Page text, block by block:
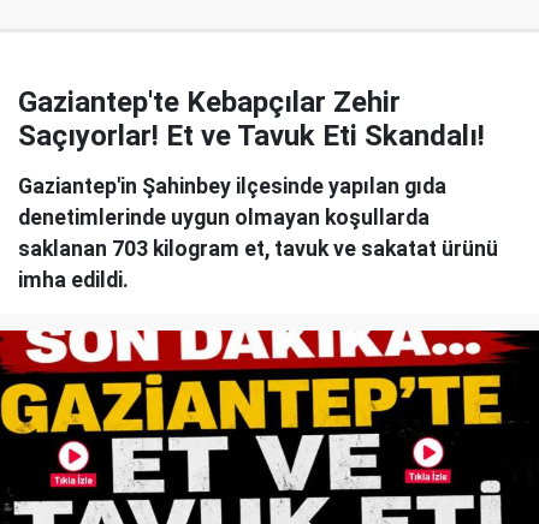
Gaziantep'te Kebapçılar Zehir
Saçıyorlar! Et ve Tavuk Eti Skandalı!
Gaziantep'in Şahinbey ilçesinde yapılan gıda
denetimlerinde uygun olmayan koşullarda
saklanan 703 kilogram et, tavuk ve sakatat ürünü
imha edildi.